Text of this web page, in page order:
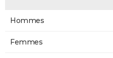
Hommes
Femmes